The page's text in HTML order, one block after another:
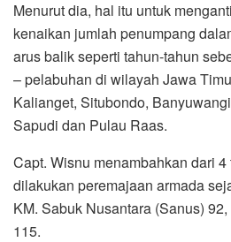
Menurut dia, hal itu untuk
kenaikan jumlah penumpang
arus balik seperti tahun-tahun
– pelabuhan di wilayah Jawa
Kalianget, Situbondo,
Sapudi dan Pulau Raas.
Capt. Wisnu menambahkan dari
dilakukan peremajaan armada
KM. Sabuk Nusantara (Sanus)
115.